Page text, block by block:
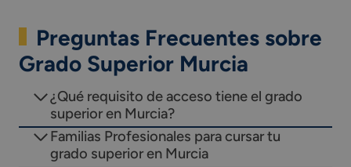
Preguntas Frecuentes sobre
Grado Superior Murcia
¿Qué requisito de acceso tiene el grado
superior en Murcia?
Familias Profesionales para cursar tu
grado superior en Murcia